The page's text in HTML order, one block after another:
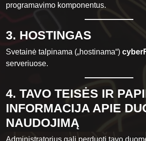
programavimo komponentus.
3. HOSTINGAS
Svetainė talpinama („hostinama“)
serveriuose.
4. TAVO TEISĖS IR
INFORMACIJA APIE
NAUDOJIMĄ
Administratorius gali perduoti tavo